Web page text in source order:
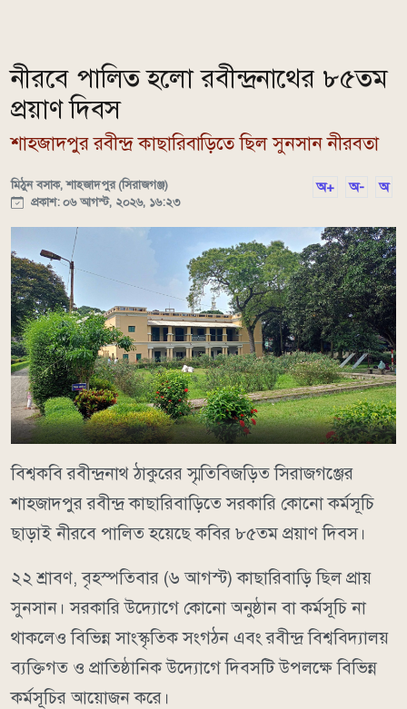
নীরবে পালিত হলো রবীন্দ্রনাথের ৮৫তম
প্রয়াণ দিবস
শাহজাদপুর রবীন্দ্র কাছারিবাড়িতে ছিল সুনসান নীরবতা
মিঠুন বসাক, শাহজাদপুর (সিরাজগঞ্জ)
প্রকাশ: ০৬ আগস্ট, ২০২৬, ১৬:২৩
অ+ অ- অ
বিশ্বকবি রবীন্দ্রনাথ ঠাকুরের স্মৃতিবিজড়িত সিরাজগঞ্জের
শাহজাদপুর রবীন্দ্র কাছারিবাড়িতে সরকারি কোনো কর্মসূচি
ছাড়াই নীরবে পালিত হয়েছে কবির ৮৫তম প্রয়াণ দিবস।
২২ শ্রাবণ, বৃহস্পতিবার (৬ আগস্ট) কাছারিবাড়ি ছিল প্রায়
সুনসান। সরকারি উদ্যোগে কোনো অনুষ্ঠান বা কর্মসূচি না
থাকলেও বিভিন্ন সাংস্কৃতিক সংগঠন এবং রবীন্দ্র বিশ্ববিদ্যালয়
ব্যক্তিগত ও প্রাতিষ্ঠানিক উদ্যোগে দিবসটি উপলক্ষে বিভিন্ন
কর্মসূচির আয়োজন করে।